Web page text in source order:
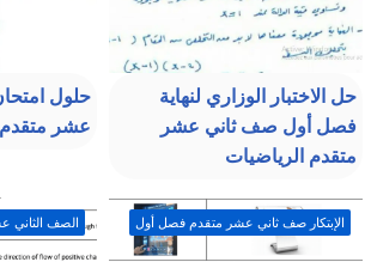
حل الاختبار الوزاري لنهاية
فصل أول صف ثاني عشر
متقدم الرياضيات
حلول
عشر
الإبتكار صف ثاني عشر متقدم فصل أول الصف الثاني